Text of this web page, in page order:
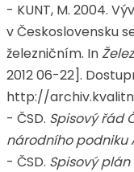
- KUNT, M. 2004.
v Československu
železničním. In
2012 06-22].
http://
- ČSD. Spisový řád
národního podniku
- ČSD. Spisový